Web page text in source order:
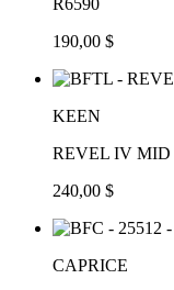
R6590
190,00 $
KEEN
REVEL IV MID
240,00 $
CAPRICE